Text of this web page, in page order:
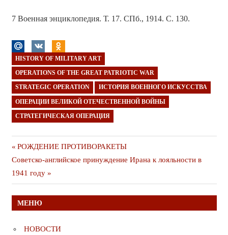
7 Военная энциклопедия. Т. 17. СПб., 1914. С. 130.
HISTORY OF MILITARY ART
OPERATIONS OF THE GREAT PATRIOTIC WAR
STRATEGIC OPERATION ИСТОРИЯ ВОЕННОГО ИСКУССТВА
ОПЕРАЦИИ ВЕЛИКОЙ ОТЕЧЕСТВЕННОЙ ВОЙНЫ
СТРАТЕГИЧЕСКАЯ ОПЕРАЦИЯ
Навигация
по
записям
Предыдущая
публикация
РОЖДЕНИЕ ПРОТИВОРАКЕТЫ
Следующая
публикация
Советско-английское принуждение Ирана к лояльности в
1941 году
МЕНЮ
НОВОСТИ